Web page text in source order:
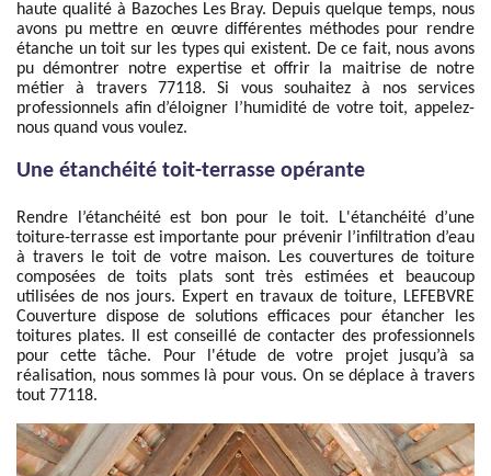
haute qualité à Bazoches Les Bray. Depuis quelque temps, nous
avons pu mettre en œuvre différentes méthodes pour rendre
étanche un toit sur les types qui existent. De ce fait, nous avons
pu démontrer notre expertise et offrir la maitrise de notre
métier à travers 77118. Si vous souhaitez à nos services
professionnels afin d’éloigner l’humidité de votre toit, appelez-
nous quand vous voulez.
Une étanchéité toit-terrasse opérante
Rendre l’étanchéité est bon pour le toit. L'étanchéité d’une
toiture-terrasse est importante pour prévenir l’infiltration d’eau
à travers le toit de votre maison. Les couvertures de toiture
composées de toits plats sont très estimées et beaucoup
utilisées de nos jours. Expert en travaux de toiture, LEFEBVRE
Couverture dispose de solutions efficaces pour étancher les
toitures plates. Il est conseillé de contacter des professionnels
pour cette tâche. Pour l'étude de votre projet jusqu’à sa
réalisation, nous sommes là pour vous. On se déplace à travers
tout 77118.